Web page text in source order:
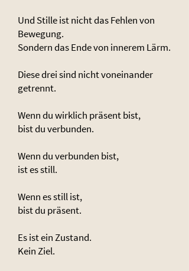
Und Stille ist nicht das Fehlen von
Bewegung.
Sondern das Ende von innerem Lärm.
Diese drei sind nicht voneinander
getrennt.
Wenn du wirklich präsent bist,
bist du verbunden.
Wenn du verbunden bist,
ist es still.
Wenn es still ist,
bist du präsent.
Es ist ein Zustand.
Kein Ziel.